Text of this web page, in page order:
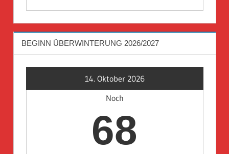
BEGINN ÜBERWINTERUNG 2026/2027
14. Oktober 2026
Noch
68